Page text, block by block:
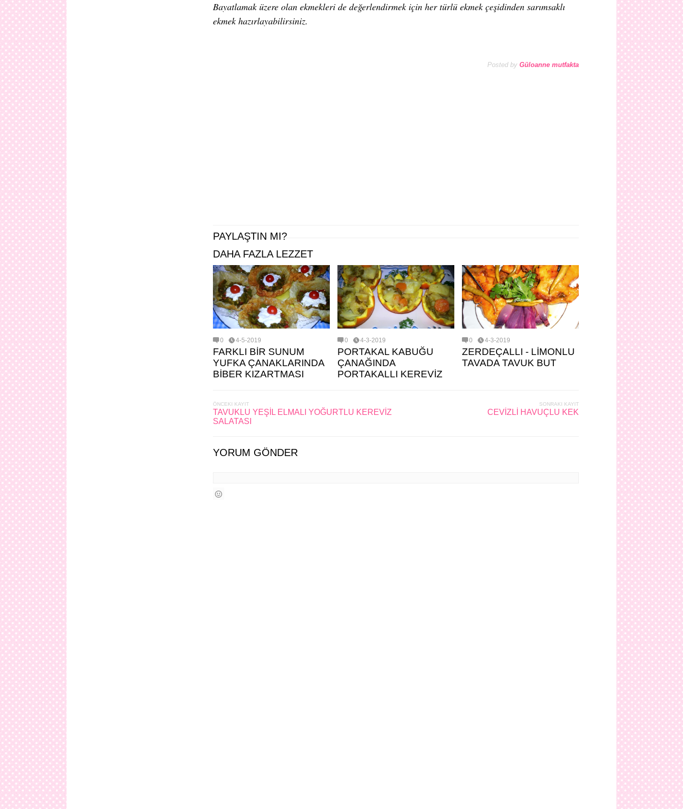
Bayatlamak üzere olan ekmekleri de değerlendirmek için her türlü ekmek çeşidinden sarımsaklı
ekmek hazırlayabilirsiniz.
Posted by Güloanne mutfakta
PAYLAŞTIN MI?
DAHA FAZLA LEZZET
0 4-5-2019
FARKLI BİR SUNUM
YUFKA ÇANAKLARINDA
BİBER KIZARTMASI
0 4-3-2019
PORTAKAL KABUĞU
ÇANAĞINDA
PORTAKALLI KEREVİZ
0 4-3-2019
ZERDEÇALLI - LİMONLU
TAVADA TAVUK BUT
ÖNCEKI KAYIT
TAVUKLU YEŞİL ELMALI YOĞURTLU KEREVİZ
SALATASI
SONRAKI KAYIT
CEVİZLİ HAVUÇLU KEK
YORUM GÖNDER